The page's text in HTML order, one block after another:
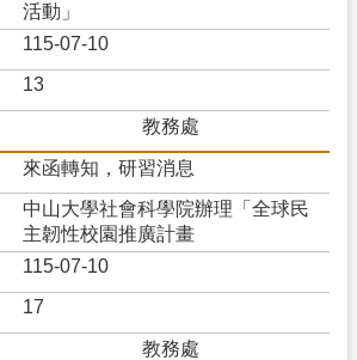
活動」
115-07-10
13
教務處
來函轉知，研習消息
中山大學社會科學院辦理「全球民
主韌性校園推廣計畫
115-07-10
17
教務處